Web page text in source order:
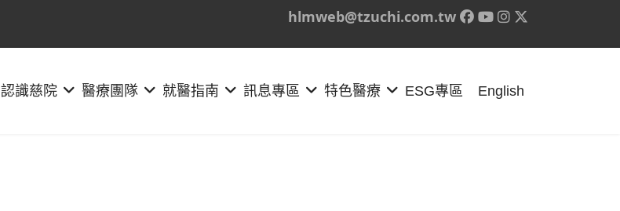
hlmweb@tzuchi.com.tw
認識慈院 醫療團隊 就醫指南 訊息專區 特色醫療 ESG專區 English